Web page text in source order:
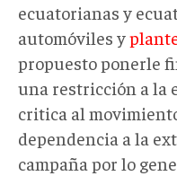
ecuatorianas y
automóviles y
propuesto ponerle
una restricción a la
critica al
dependencia a la
campaña por lo